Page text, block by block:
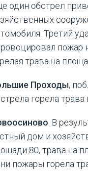
один обстрел
Третий
пожар
трава на
Проходы,
горела трава
. В
дом и
80, трава на
пожары горела